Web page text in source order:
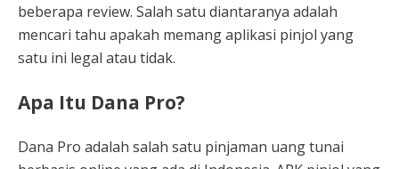
beberapa review. Salah satu diantaranya adalah
mencari tahu apakah memang aplikasi pinjol yang
satu ini legal atau tidak.
Apa Itu Dana Pro?
Dana Pro adalah salah satu pinjaman uang tunai